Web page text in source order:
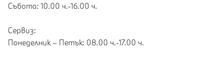
Събота: 10.00 ч.-16.00 ч.
Сервиз:
Понеделник – Петък: 08.00 ч.-17.00 ч.